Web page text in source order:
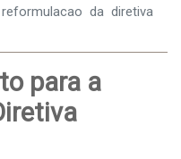
da diretiva
para a